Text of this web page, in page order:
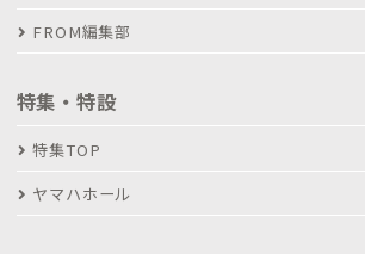
FROM編集部
特集・特設
特集TOP
ヤマハホール